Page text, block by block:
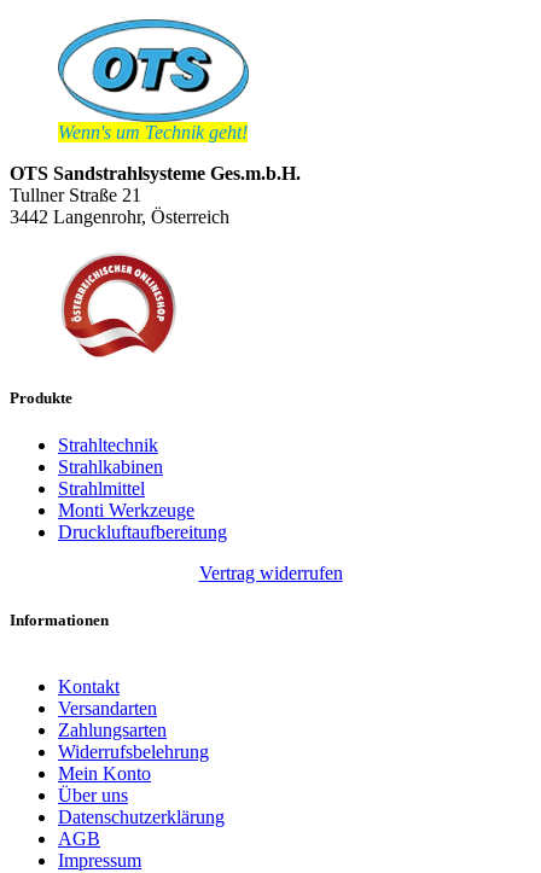
Wenn's um Technik geht!
OTS Sandstrahlsysteme Ges.m.b.H.
Tullner Straße 21
3442 Langenrohr, Österreich
Produkte
Strahltechnik
Strahlkabinen
Strahlmittel
Monti Werkzeuge
Druckluftaufbereitung
Vertrag widerrufen
Informationen
Kontakt
Versandarten
Zahlungsarten
Widerrufsbelehrung
Mein Konto
Über uns
Datenschutzerklärung
AGB
Impressum